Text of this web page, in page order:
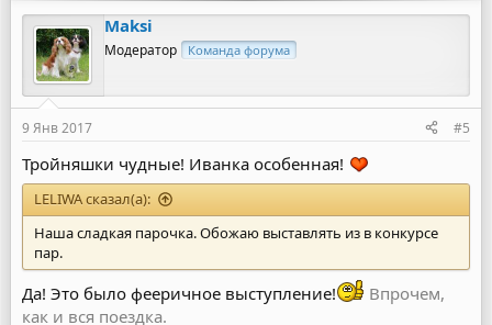
а
к
ц
и
и
:
Maksi
Модератор Команда форума
9 Янв 2017 #5
Тройняшки чудные! Иванка особенная!
LELIWA сказал(а):
Наша сладкая парочка. Обожаю выставлять из в конкурсе
пар.
Да! Это было фееричное выступление!
Впрочем,
как и вся поездка.